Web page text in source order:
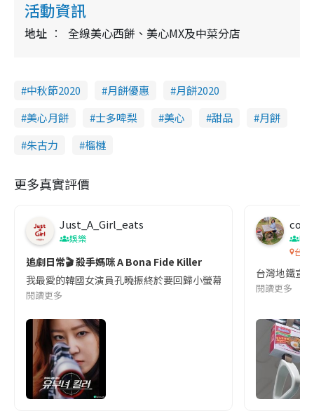
活動資訊
地址 全線美心西餅、美心MX及中菜分店
中秋節2020 月餅優惠
月餅2020
美心月餅
士多啤梨 美心 甜品
月餅
朱古力
榴槤
更多真實評價
Just_A_Girl_eats
娛樂
追劇日常🎬 殺手媽咪 A Bona Fide Killer
我最愛的韓國女演員孔曉振終於要回歸小螢幕啦!這次的劇本改編
閱讀更多
co
吹
台灣
台灣地鐵宣
閱讀更多